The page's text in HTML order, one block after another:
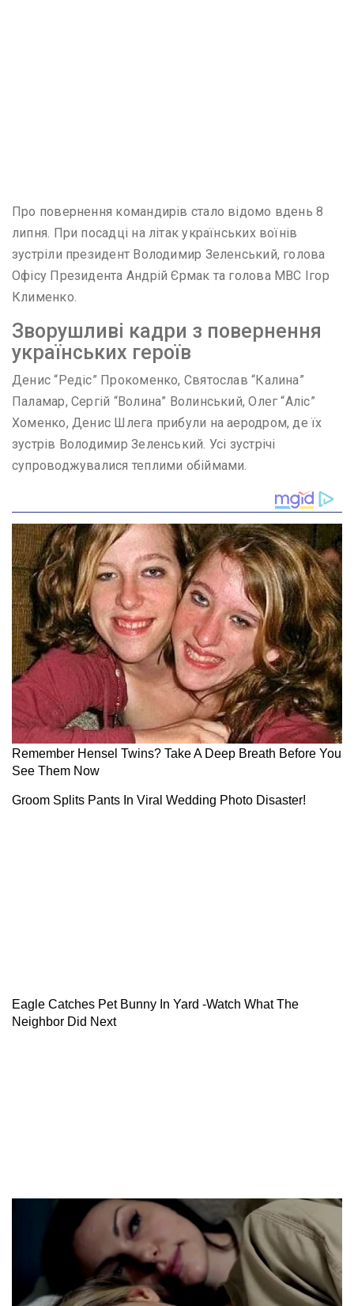
Про повернення командирів стало відомо вдень 8
липня. При посадці на літак українських воїнів
зустріли президент Володимир Зеленський, голова
Офісу Президента Андрій Єрмак та голова МВС Ігор
Клименко.
Зворушливі кадри з повернення
українських героїв
Денис “Редіс” Прокоменко, Святослав “Калина”
Паламар, Сергій “Волина” Волинський, Олег “Аліс”
Хоменко, Денис Шлега прибули на аеродром, де їх
зустрів Володимир Зеленський. Усі зустрічі
супроводжувалися теплими обіймами.